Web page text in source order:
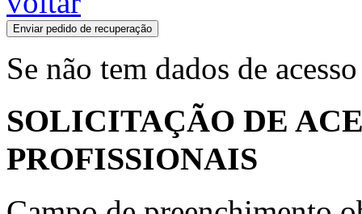
Enviar pedido de recuperação
Se não tem dados de
SOLICITAÇÃO DE
PROFISSIONAIS